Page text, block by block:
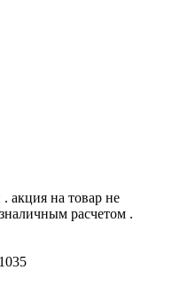
акция на товар не
расчетом .